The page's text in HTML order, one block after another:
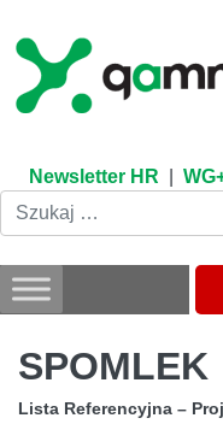
content
Newsletter HR
SPOMLEK
Lista Referencyjna –